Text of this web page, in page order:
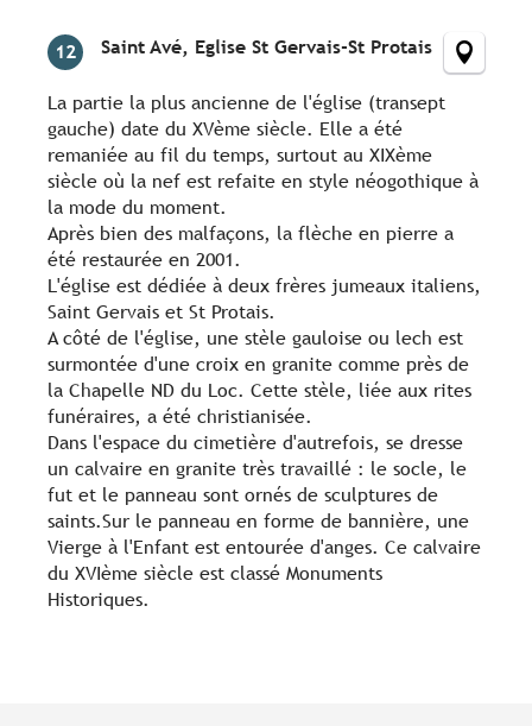
12 Saint Avé, Eglise St Gervais-St Protais
La partie la plus ancienne de l'église (transept
gauche) date du XVème siècle. Elle a été
remaniée au fil du temps, surtout au XIXème
siècle où la nef est refaite en style néogothique à
la mode du moment.
Après bien des malfaçons, la flèche en pierre a
été restaurée en 2001.
L'église est dédiée à deux frères jumeaux italiens,
Saint Gervais et St Protais.
A côté de l'église, une stèle gauloise ou lech est
surmontée d'une croix en granite comme près de
la Chapelle ND du Loc. Cette stèle, liée aux rites
funéraires, a été christianisée.
Dans l'espace du cimetière d'autrefois, se dresse
un calvaire en granite très travaillé : le socle, le
fut et le panneau sont ornés de sculptures de
saints.Sur le panneau en forme de bannière, une
Vierge à l'Enfant est entourée d'anges. Ce calvaire
du XVIème siècle est classé Monuments
Historiques.